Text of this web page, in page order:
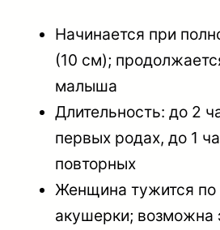
Начинается при
(10 см);
малыша
Длительность: до 2
первых родах, до 1
повторных
Женщина тужится по
акушерки; возможна